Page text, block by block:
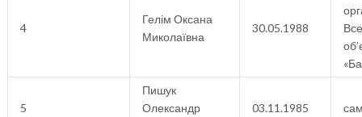
4
Гелім Оксана
Миколаївна
30.05.1988
5
Пишук
Олександр
03.11.1985